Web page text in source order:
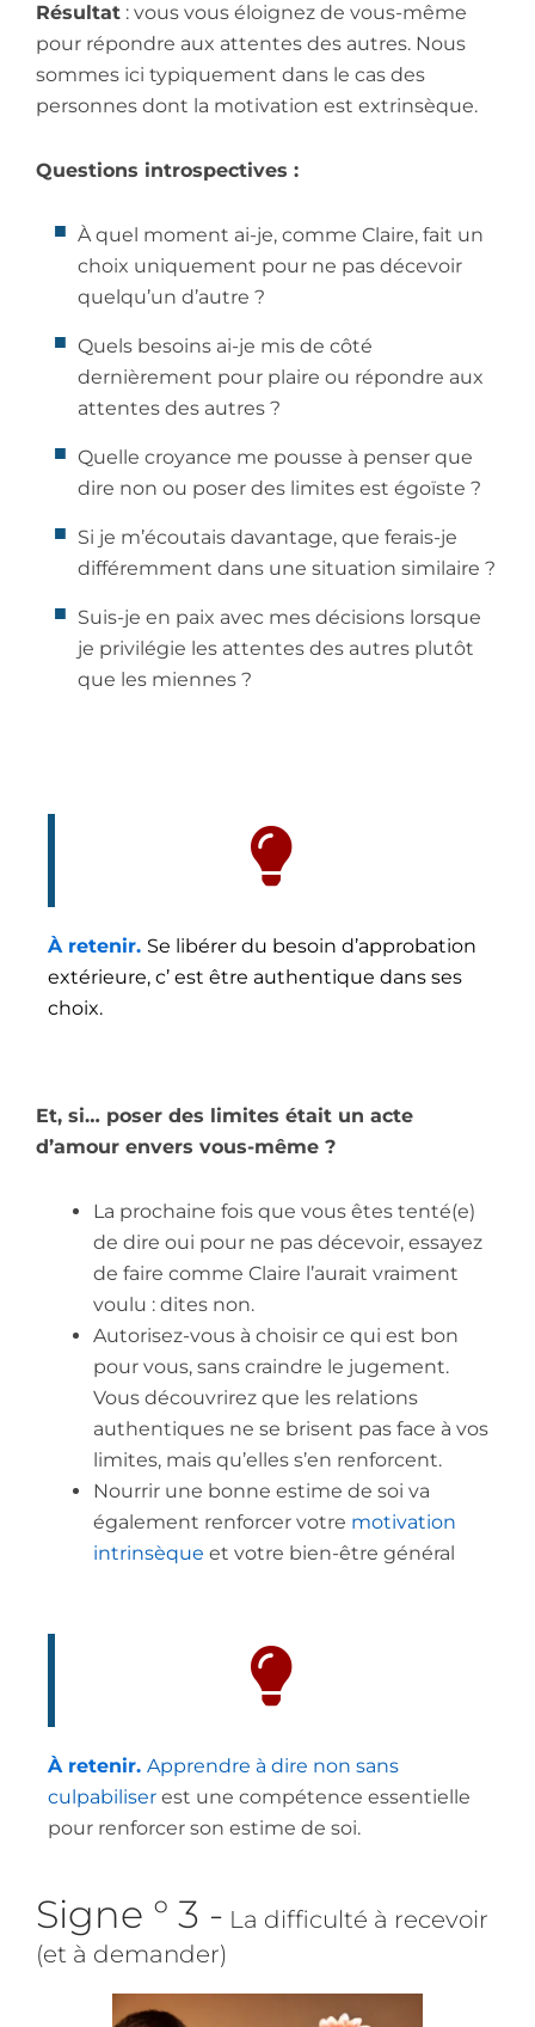
Résultat : vous vous éloignez de vous-même
pour répondre aux attentes des autres. Nous
sommes ici typiquement dans le cas des
personnes dont la motivation est extrinsèque.
Questions introspectives :
À quel moment ai-je, comme Claire, fait un
choix uniquement pour ne pas décevoir
quelqu’un d’autre ?
Quels besoins ai-je mis de côté
dernièrement pour plaire ou répondre aux
attentes des autres ?
Quelle croyance me pousse à penser que
dire non ou poser des limites est égoïste ?
Si je m’écoutais davantage, que ferais-je
différemment dans une situation similaire ?
Suis-je en paix avec mes décisions lorsque
je privilégie les attentes des autres plutôt
que les miennes ?
À retenir. Se libérer du besoin d’approbation
extérieure, c’ est être authentique dans ses
choix.
Et, si… poser des limites était un acte
d’amour envers vous-même ?
La prochaine fois que vous êtes tenté(e)
de dire oui pour ne pas décevoir, essayez
de faire comme Claire l’aurait vraiment
voulu : dites non.
Autorisez-vous à choisir ce qui est bon
pour vous, sans craindre le jugement.
Vous découvrirez que les relations
authentiques ne se brisent pas face à vos
limites, mais qu’elles s’en renforcent.
Nourrir une bonne estime de soi va
également renforcer votre motivation
intrinsèque et votre bien-être général
À retenir. Apprendre à dire non sans
culpabiliser est une compétence essentielle
pour renforcer son estime de soi.
Signe ° 3 - La difficulté à recevoir
(et à demander)